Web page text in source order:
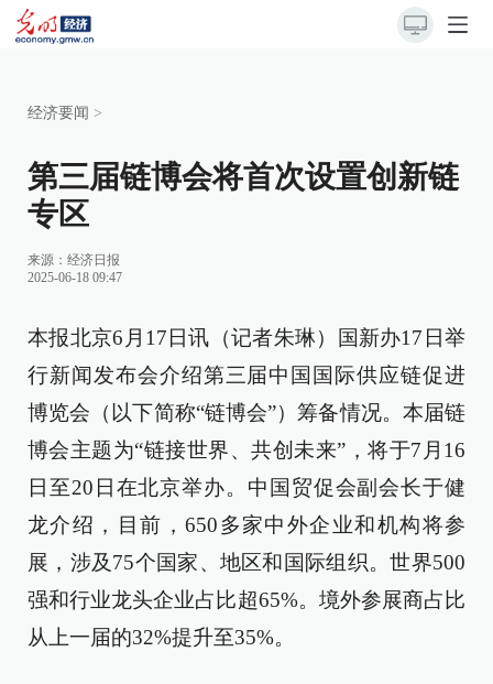
经济要闻 >
第三届链博会将首次设置创新链
专区
来源： 经济日报
2025-06-18 09:47
本报北京6月17日讯（记者朱琳）国新办17日举
行新闻发布会介绍第三届中国国际供应链促进
博览会（以下简称“链博会”）筹备情况。本届链
博会主题为“链接世界、共创未来”，将于7月16
日至20日在北京举办。中国贸促会副会长于健
龙介绍，目前，650多家中外企业和机构将参
展，涉及75个国家、地区和国际组织。世界500
强和行业龙头企业占比超65%。境外参展商占比
从上一届的32%提升至35%。